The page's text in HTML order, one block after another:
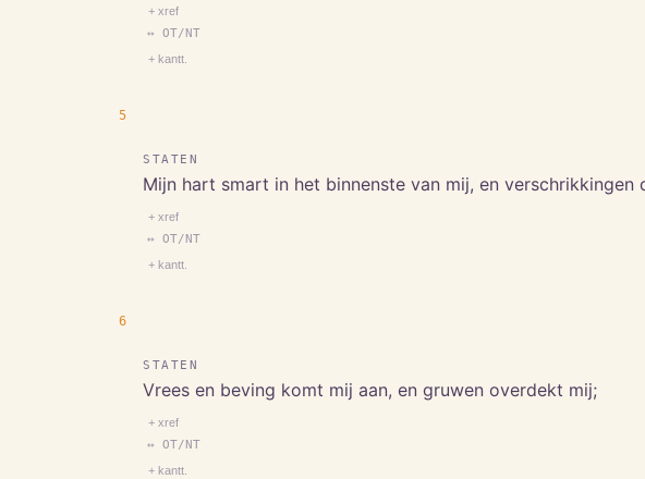
+ xref
↔ OT/NT
+ kantt.
5
STATEN
Mijn hart smart in het binnenste van mij, en verschrikkingen
+ xref
↔ OT/NT
+ kantt.
6
STATEN
Vrees en beving komt mij aan, en gruwen overdekt mij;
+ xref
↔ OT/NT
+ kantt.